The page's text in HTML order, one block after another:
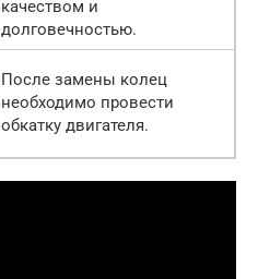
качеством и
долговечностью.
После замены колец
необходимо провести
обкатку двигателя.